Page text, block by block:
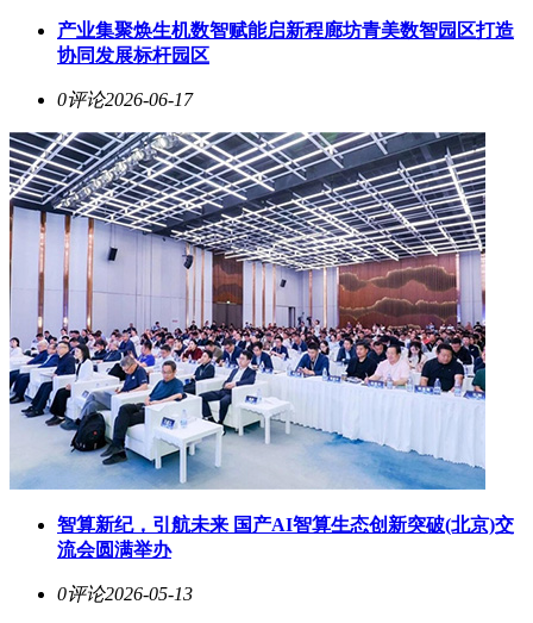
产业集聚焕生机数智赋能启新程廊坊青美数智园区打造
协同发展标杆园区
0评论2026-06-17
智算新纪，引航未来 国产AI智算生态创新突破(北京)交
流会圆满举办
0评论2026-05-13